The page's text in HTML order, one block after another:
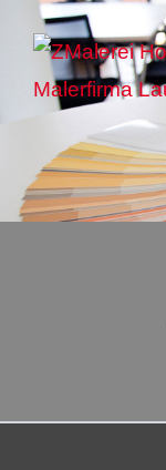
Zum
Inhalt
springen